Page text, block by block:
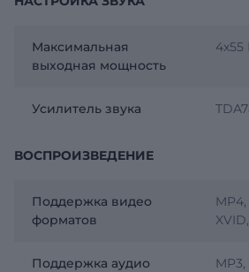
Максимальная
выходная мощность
4х55
Усилитель звука
ВОСПРОИЗВЕДЕНИЕ
Поддержка видео
форматов
MP4,
Поддержка аудио
MP3,